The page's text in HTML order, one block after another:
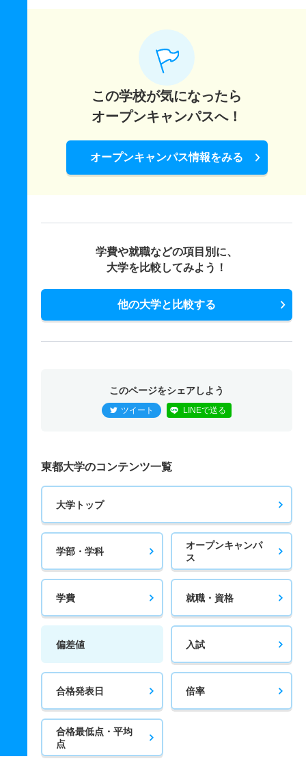
この学校が気になったら
オープンキャンパスへ！
オープンキャンパス情報をみる
学費や就職などの項目別に、
大学を比較してみよう！
他の大学と比較する
このページをシェアしよう
ツイート LINEで送る
東都大学のコンテンツ一覧
大学トップ
学部・学科
オープンキャンパ
ス
学費 就職・資格
偏差値 入試
合格発表日 倍率
合格最低点・平均
点